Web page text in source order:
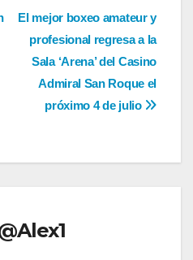
El mejor boxeo amateur y
profesional regresa a la
Sala ‘Arena’ del Casino
Admiral San Roque el
próximo 4 de julio